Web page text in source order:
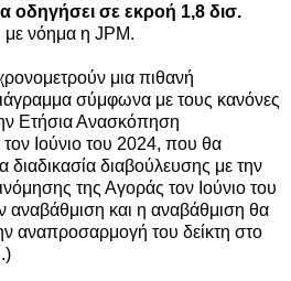
οδηγήσει σε εκροή 1,8 δισ.
με νόημα η JPM.
μια πιθανή
σύμφωνα με τους κανόνες
Ετήσια Ανασκόπηση
Ιούνιο του 2024, που θα
διαδικασία διαβούλευσης με την
της Αγοράς τον Ιούνιο του
αναβάθμιση και η αναβάθμιση θα
αναπροσαρμογή του δείκτη στο